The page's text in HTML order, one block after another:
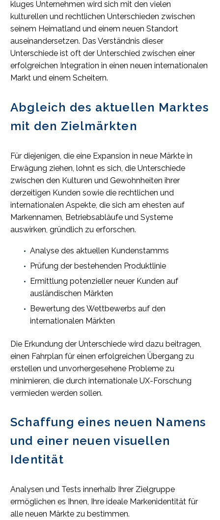
kluges Unternehmen wird sich mit den vielen
kulturellen und rechtlichen Unterschieden zwischen
seinem Heimatland und einem neuen Standort
auseinandersetzen. Das Verständnis dieser
Unterschiede ist oft der Unterschied zwischen einer
erfolgreichen Integration in einen neuen internationalen
Markt und einem Scheitern.
Abgleich des aktuellen Marktes
mit den Zielmärkten
Für diejenigen, die eine Expansion in neue Märkte in
Erwägung ziehen, lohnt es sich, die Unterschiede
zwischen den Kulturen und Gewohnheiten ihrer
derzeitigen Kunden sowie die rechtlichen und
internationalen Aspekte, die sich am ehesten auf
Markennamen, Betriebsabläufe und Systeme
auswirken, gründlich zu erforschen.
Analyse des aktuellen Kundenstamms
Prüfung der bestehenden Produktlinie
Ermittlung potenzieller neuer Kunden auf
ausländischen Märkten
Bewertung des Wettbewerbs auf den
internationalen Märkten
Die Erkundung der Unterschiede wird dazu beitragen,
einen Fahrplan für einen erfolgreichen Übergang zu
erstellen und unvorhergesehene Probleme zu
minimieren, die durch internationale UX-Forschung
vermieden werden sollen.
Schaffung eines neuen Namens
und einer neuen visuellen
Identität
Analysen und Tests innerhalb Ihrer Zielgruppe
ermöglichen es Ihnen, Ihre ideale Markenidentität für
alle neuen Märkte zu bestimmen.